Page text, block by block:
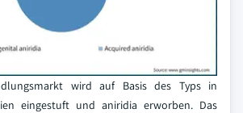
wird auf Basis des Typs in
eingestuft und aniridia erworben. Das